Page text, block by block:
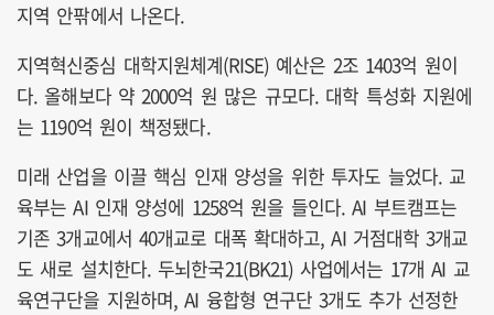
지역 안팎에서 나온다.
지역혁신중심 대학지원체계(RISE) 예산은 2조 1403억 원이
다. 올해보다 약 2000억 원 많은 규모다. 대학 특성화 지원에
는 1190억 원이 책정됐다.
미래 산업을 이끌 핵심 인재 양성을 위한 투자도 늘었다. 교
육부는 AI 인재 양성에 1258억 원을 들인다. AI 부트캠프는
기존 3개교에서 40개교로 대폭 확대하고, AI 거점대학 3개교
도 새로 설치한다. 두뇌한국21(BK21) 사업에서는 17개 AI 교
육연구단을 지원하며, AI 융합형 연구단 3개도 추가 선정한